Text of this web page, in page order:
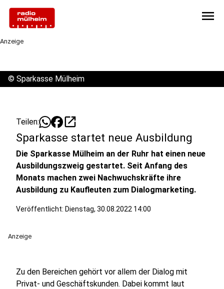
menu
Anzeige
© Sparkasse Mülheim
Teilen: open_in_new
Sparkasse startet neue Ausbildung
Die Sparkasse Mülheim an der Ruhr hat einen neue
Ausbildungszweig gestartet. Seit Anfang des
Monats machen zwei Nachwuchskräfte ihre
Ausbildung zu Kaufleuten zum Dialogmarketing.
Veröffentlicht: Dienstag, 30.08.2022 14:00
Anzeige
Zu den Bereichen gehört vor allem der Dialog mit
Privat- und Geschäftskunden. Dabei kommt laut